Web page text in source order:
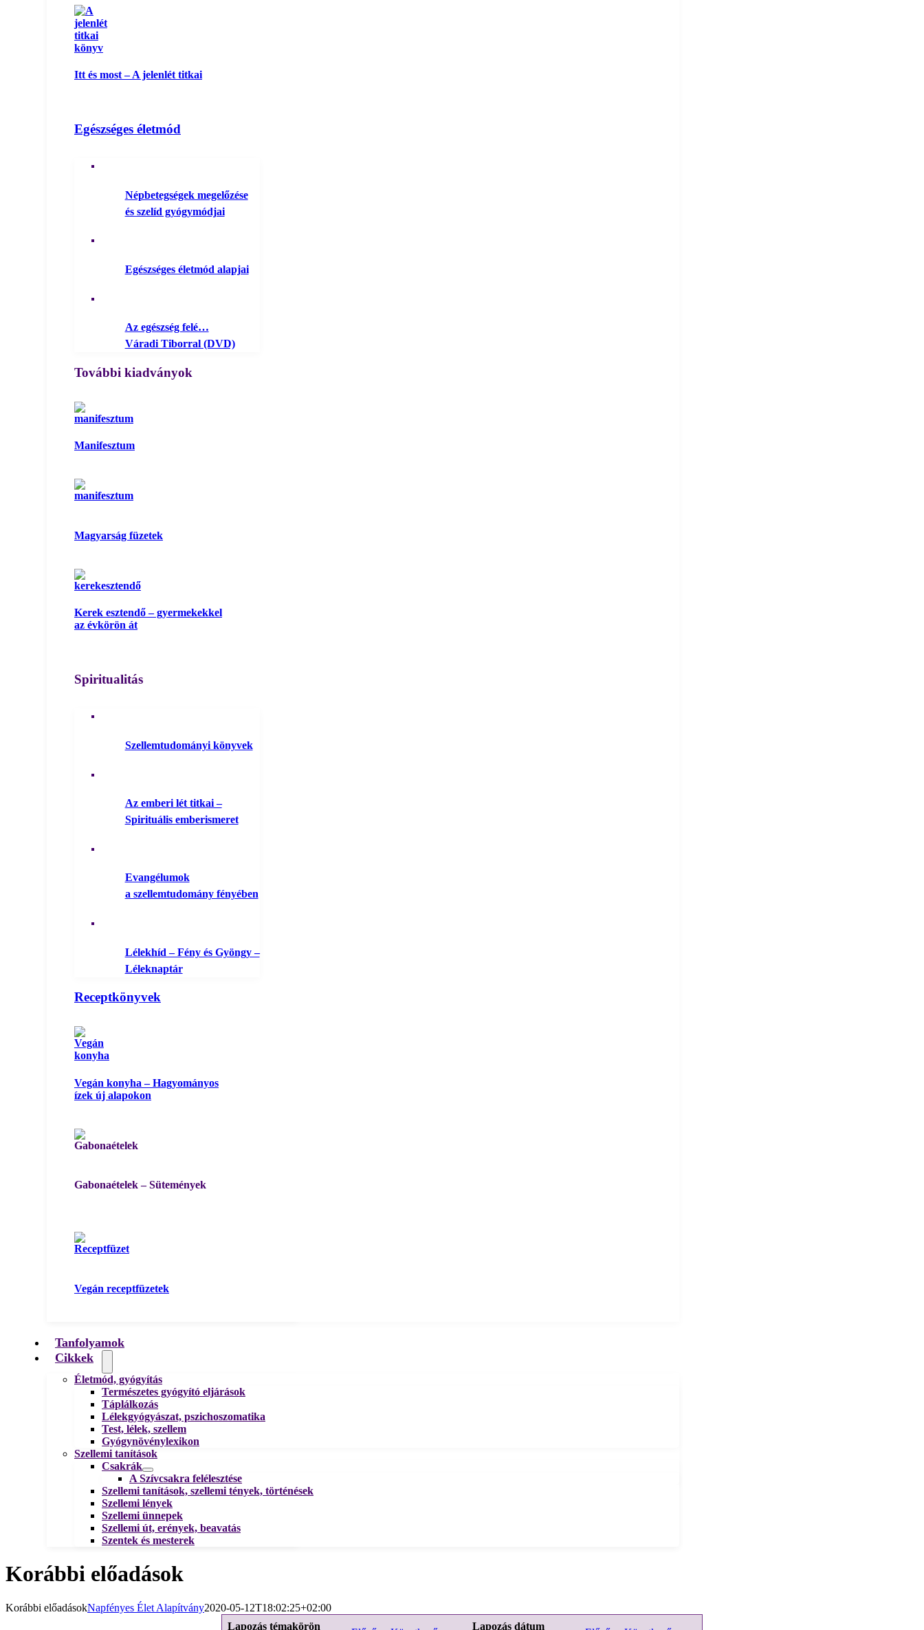
Itt és most – A jelenlét titkai
Egészséges életmód
Népbetegségek megelőzése
és szelíd gyógymódjai
Egészséges életmód alapjai
Az egészség felé…
Váradi Tiborral (DVD)
További kiadványok
Manifesztum
Magyarság füzetek
Kerek esztendő – gyermekekkel
az évkörön át
Spiritualitás
Szellemtudományi könyvek
Az emberi lét titkai –
Spirituális emberismeret
Evangélumok
a szellemtudomány fényében
Lélekhíd – Fény és Gyöngy –
Léleknaptár
Receptkönyvek
Vegán konyha – Hagyományos
ízek új alapokon
Gabonaételek – Sütemények
Vegán receptfüzetek
Tanfolyamok
Cikkek
Életmód, gyógyítás
Természetes gyógyító eljárások
Táplálkozás
Lélekgyógyászat, pszichoszomatika
Test, lélek, szellem
Gyógynövénylexikon
Szellemi tanítások
Csakrák
A Szívcsakra felélesztése
Szellemi tanítások, szellemi tények, történések
Szellemi lények
Szellemi ünnepek
Szellemi út, erények, beavatás
Szentek és mesterek
Korábbi előadások
Korábbi előadásokNapfényes Élet Alapítvány2020-05-12T18:02:25+02:00
Lapozás témakörön
Lapozás dátum